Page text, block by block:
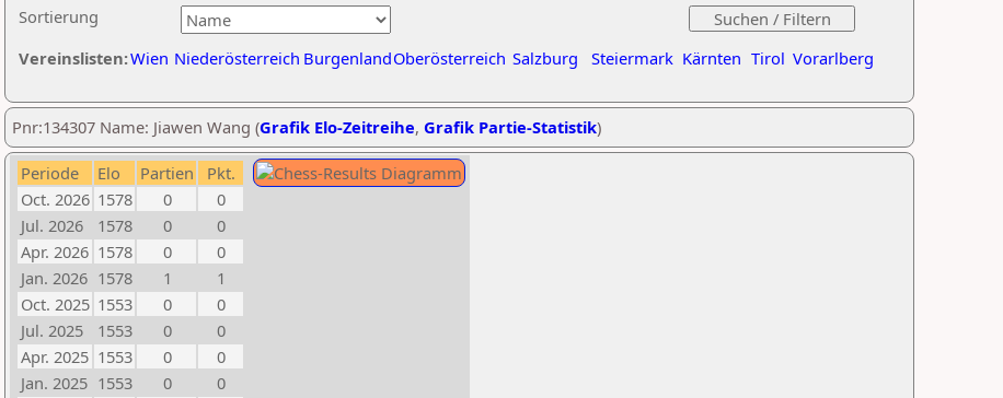
Sortierung
Vereinslisten:Wien Niederösterreich BurgenlandOberösterreich Salzburg Steiermark Kärnten Tirol Vorarlberg
Pnr:134307 Name: Jiawen Wang (Grafik Elo-Zeitreihe, Grafik Partie-Statistik)
Periode Elo Partien
Pkt.
Oct. 2026 1578 0
0
Jul. 2026
1578 0
0
Apr. 2026 1578 0
0
Jan. 2026 1578 1
1
Oct. 2025 1553 0
0
Jul. 2025
1553 0
0
Apr. 2025 1553 0
0
Jan. 2025 1553 0
0